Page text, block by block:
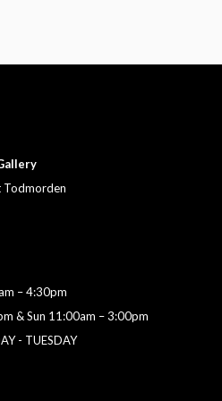
Todmorden
– 4:30pm
& Sun 11:00am – 3:00pm
- TUESDAY